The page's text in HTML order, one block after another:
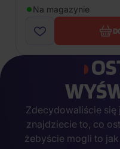
Na magazynie
Zdecydowaliście się
znajdziecie to, co
żebyście mogli to